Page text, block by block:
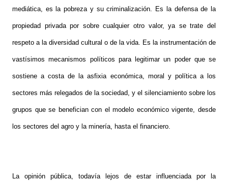
mediática, es la pobreza y su criminalización. Es la defensa de la
propiedad privada por sobre cualquier otro valor, ya se trate del
respeto a la diversidad cultural o de la vida. Es la instrumentación de
vastísimos mecanismos políticos para legitimar un poder que se
sostiene a costa de la asfixia económica, moral y política a los
sectores más relegados de la sociedad, y el silenciamiento sobre los
grupos que se benefician con el modelo económico vigente, desde
los sectores del agro y la minería, hasta el financiero.
La opinión pública, todavía lejos de estar influenciada por la